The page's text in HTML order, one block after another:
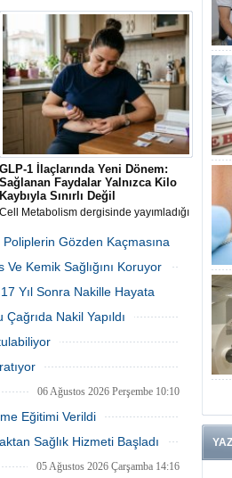
The Lancet Public Health dergisinde
yayımlanan 300 bin kişilik dev
araştırma, şiddetli diş eti hastalığı
(periodontit) ile tip 2 diyabet arasında
doğrudan ve çift yönlü bir ilişki
bulunduğunu gözler önüne serdi.
GLP-1 İlaçlarında Yeni Dönem:
Sağlanan Faydalar Yalnızca Kilo
Kaybıyla Sınırlı Değil
Cell Metabolism dergisinde yayımladığı
tedavisinde kullanılan GLP-1 ilaçlarının
sinir, bağışıklık ve organlar arası iletişim
sistemleri üzerinden kilo kaybından
tetiklediğini ortaya çıktı
Gözden Kaçmasına
Kemik Sağlığını Koruyor
06 Ağustos 2026 Perşembe 16:17
Yıl Sonra Nakille Hayata
Nakil Yapıldı
06 Ağustos 2026 Perşembe 10:45
06 Ağustos 2026 Perşembe 10:10
Eğitimi Verildi
05 Ağustos 2026 Çarşamba 15:28
Sağlık Hizmeti Başladı
05 Ağustos 2026 Çarşamba 14:28
05 Ağustos 2026 Çarşamba 14:16